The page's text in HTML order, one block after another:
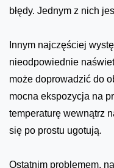
błędy. Jednym z nich
Innym najczęściej
nieodpowiednie
może doprowadzić do
mocna ekspozycja na
temperaturę wewnątrz
się po prostu ugotują.
Ostatnim problemem,